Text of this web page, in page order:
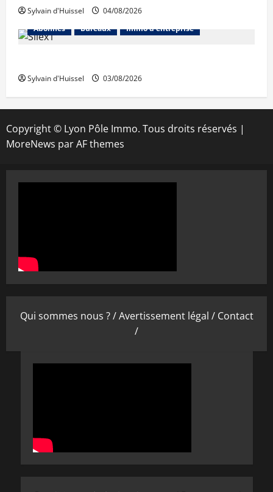
Sylvain d'Huissel
04/08/2026
Abonnés
Bureaux Immo d'entreprise
Sylvain d'Huissel 03/08/2026
Copyright © Lyon Pôle Immo. Tous droits réservés |
MoreNews par AF themes
Qui sommes nous ? /Avertissement légal / Contact
/